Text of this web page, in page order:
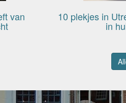
van 10 plekjes in
in